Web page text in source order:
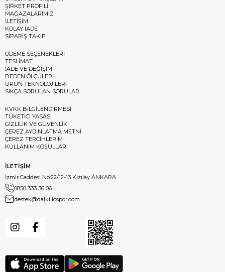
ŞİRKET PROFİLİ
MAĞAZALARIMIZ
İLETİŞİM
KOLAY İADE
SİPARİŞ TAKİP
ÖDEME SEÇENEKLERİ
TESLİMAT
İADE VE DEĞİŞİM
BEDEN ÖLÇÜLERİ
ÜRÜN TEKNOLOJİLERİ
SIKÇA SORULAN SORULAR
KVKK BİLGİLENDİRMESİ
TÜKETİCİ YASASI
GİZLİLİK VE GÜVENLİK
ÇEREZ AYDINLATMA METNİ
ÇEREZ TERCİHLERİM
KULLANIM KOŞULLARI
İLETİŞİM
İzmir Caddesi No:22/12-13 Kızılay ANKARA
0850 333 36 06
destek@dalkilicspor.com